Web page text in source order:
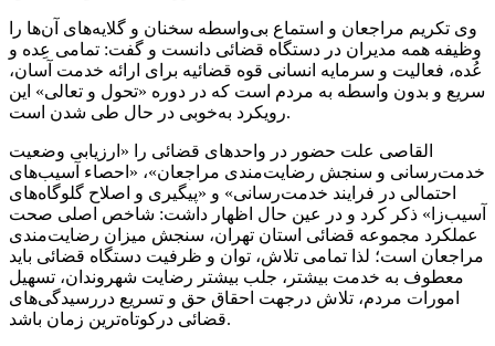
وی تکریم مراجعان و استماع بی‌واسطه سخنان و گلایه‌های آن‌ها را
وظیفه همه مدیران در دستگاه قضائی دانست و گفت: تمامی عِده و
عُده، فعالیت و سرمایه انسانی قوه قضائیه برای ارائه خدمت آسان،
سریع و بدون واسطه به مردم است که در دوره «تحول و تعالی» این
رویکرد به‌خوبی در حال طی شدن است.
القاصی علت حضور در واحدهای قضائی را «ارزیابی وضعیت
خدمت‌رسانی و سنجش رضایت‌مندی مراجعان»، «احصاء آسیب‌های
احتمالی در فرایند خدمت‌رسانی» و «پیگیری و اصلاح گلوگاه‌های
آسیب‌زا» ذکر کرد و در عین حال اظهار داشت: شاخص اصلی صحت
عملکرد مجموعه قضائی استان تهران، سنجش میزان رضایت‌مندی
مراجعان است؛ لذا تمامی تلاش، توان و ظرفیت دستگاه قضائی باید
معطوف به خدمت بیشتر، جلب بیشتر رضایت شهروندان، تسهیل
امورات مردم، تلاش درجهت احقاق حق و تسریع دررسیدگی‌های
قضائی درکوتاه‌ترین زمان باشد.